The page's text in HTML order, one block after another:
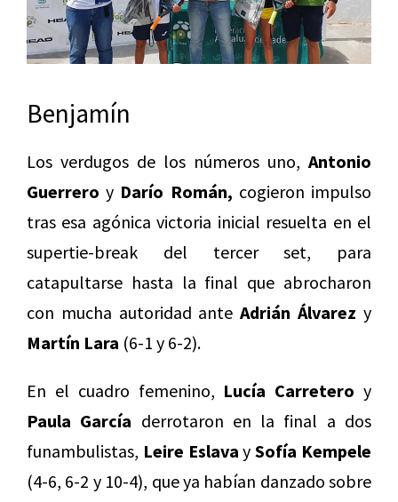
Benjamín
Los verdugos de los números uno, Antonio
Guerrero y Darío Román, cogieron impulso
tras esa agónica victoria inicial resuelta en el
supertie-break del tercer set, para
catapultarse hasta la final que abrocharon
con mucha autoridad anteAdrián Álvarez y
Martín Lara (6-1 y 6-2).
En el cuadro femenino, Lucía Carretero y
Paula García derrotaron en la final a dos
funambulistas, Leire Eslava ySofía Kempele
(4-6, 6-2 y 10-4), que ya habían danzado sobre